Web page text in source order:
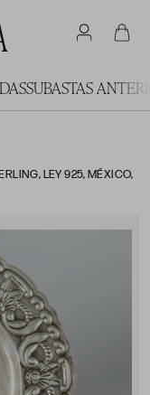
SUBASTAS
LEY 925, MÉXICO,